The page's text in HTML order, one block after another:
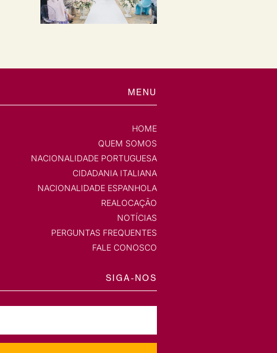
MENU
HOME
QUEM SOMOS
NACIONALIDADE PORTUGUESA
CIDADANIA ITALIANA
NACIONALIDADE ESPANHOLA
REALOCAÇÃO
NOTÍCIAS
PERGUNTAS FREQUENTES
FALE CONOSCO
SIGA-NOS